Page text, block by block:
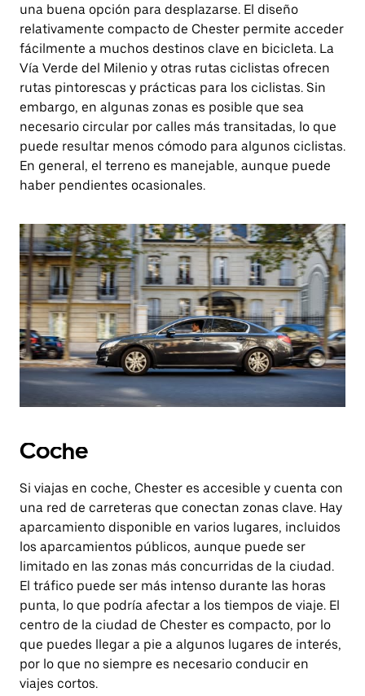
una buena opción para desplazarse. El diseño
relativamente compacto de Chester permite acceder
fácilmente a muchos destinos clave en bicicleta. La
Vía Verde del Milenio y otras rutas ciclistas ofrecen
rutas pintorescas y prácticas para los ciclistas. Sin
embargo, en algunas zonas es posible que sea
necesario circular por calles más transitadas, lo que
puede resultar menos cómodo para algunos ciclistas.
En general, el terreno es manejable, aunque puede
haber pendientes ocasionales.
Coche
Si viajas en coche, Chester es accesible y cuenta con
una red de carreteras que conectan zonas clave. Hay
aparcamiento disponible en varios lugares, incluidos
los aparcamientos públicos, aunque puede ser
limitado en las zonas más concurridas de la ciudad.
El tráfico puede ser más intenso durante las horas
punta, lo que podría afectar a los tiempos de viaje. El
centro de la ciudad de Chester es compacto, por lo
que puedes llegar a pie a algunos lugares de interés,
por lo que no siempre es necesario conducir en
viajes cortos.